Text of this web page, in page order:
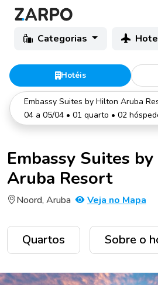
Categorias
Hotéis
Embassy Suites by Hilton Aruba
04 a 05/04 • 01 quarto • 02
Embassy Suites
Aruba Resort
Noord, Aruba Veja no Mapa
Quartos Sobre o